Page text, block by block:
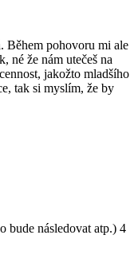
Během pohovoru mi ale
né že nám utečeš na
jakožto mladšího
tak si myslím, že by
bude následovat atp.) 4